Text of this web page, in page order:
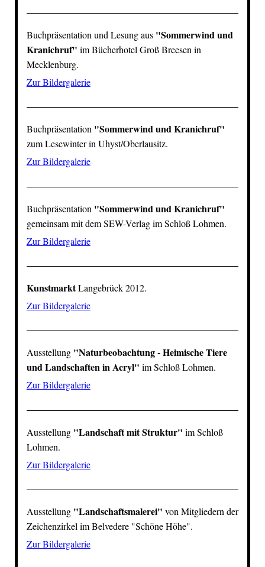
Buchpräsentation und Lesung aus "Sommerwind und
Kranichruf" imBücherhotel Groß Breesen in
Mecklenburg.
Zur Bildergalerie
Buchpräsentation "Sommerwind und Kranichruf"
zum Lesewinter in Uhyst/Oberlausitz.
Zur Bildergalerie
Buchpräsentation "Sommerwind und Kranichruf"
gemeinsam mit demSEW-VerlagimSchloß Lohmen.
Zur Bildergalerie
KunstmarktLangebrück 2012.
Zur Bildergalerie
Ausstellung "Naturbeobachtung - Heimische Tiere
und Landschaften in Acryl" imSchloß Lohmen.
Zur Bildergalerie
Ausstellung "Landschaft mit Struktur" imSchloß
Lohmen.
Zur Bildergalerie
Ausstellung "Landschaftsmalerei" von Mitgliedern der
Zeichenzirkel imBelvedere "Schöne Höhe".
Zur Bildergalerie